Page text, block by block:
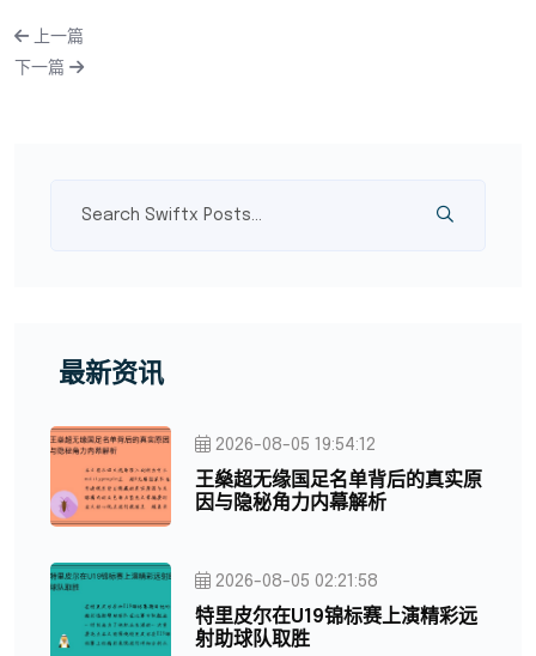
上一篇
下一篇
最新资讯
2026-08-05 19:54:12
王燊超无缘国足名单背后的真实原
因与隐秘角力内幕解析
2026-08-05 02:21:58
特里皮尔在U19锦标赛上演精彩远
射助球队取胜